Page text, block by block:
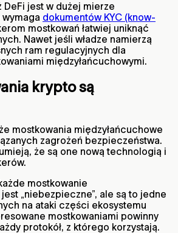
jest w dużej mierze
dokumentów KYC (know-
mostkowań łatwiej uniknąć
Nawet jeśli władze namierzą
ram regulacyjnych dla
międzyłańcuchowymi.
krypto są
mostkowania międzyłańcuchowe
zagrożeń bezpieczeństwa.
że są one nową technologią i
mostkowanie
„niebezpieczne”, ale są to jedne
na ataki części ekosystemu
mostkowaniami powinny
protokół, z którego korzystają.